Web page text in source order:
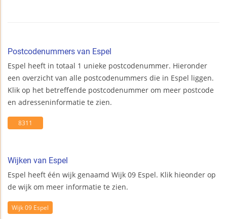
Postcodenummers van Espel
Espel heeft in totaal 1 unieke postcodenummer. Hieronder
een overzicht van alle postcodenummers die in Espel liggen.
Klik op het betreffende postcodenummer om meer postcode
en adresseninformatie te zien.
8311
Wijken van Espel
Espel heeft één wijk genaamd Wijk 09 Espel. Klik hieonder op
de wijk om meer informatie te zien.
Wijk 09 Espel